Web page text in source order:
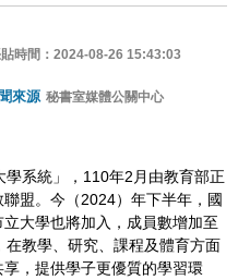
時間：2024-08-26 15:43:03
來源 秘書室媒體公關中心
系統」，110年2月由教育部正
盟。今（2024）年下半年，國
大學也將加入，成員數增加至
教學、研究、課程及體育方面
，提供學子更優質的學習環